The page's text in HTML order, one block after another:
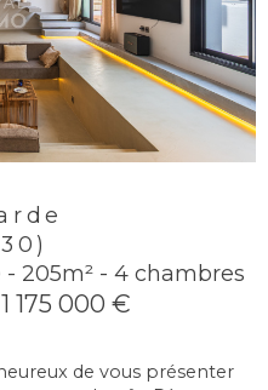
205m² - 4 chambres
1 175 000 €
de vous présenter